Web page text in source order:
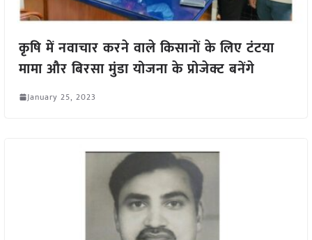
कृषि में नवाचार करने वाले किसानों के लिए टंटया
मामा और बिरसा मुंडा योजना के प्रोजेक्ट बनेंगे
January 25, 2023